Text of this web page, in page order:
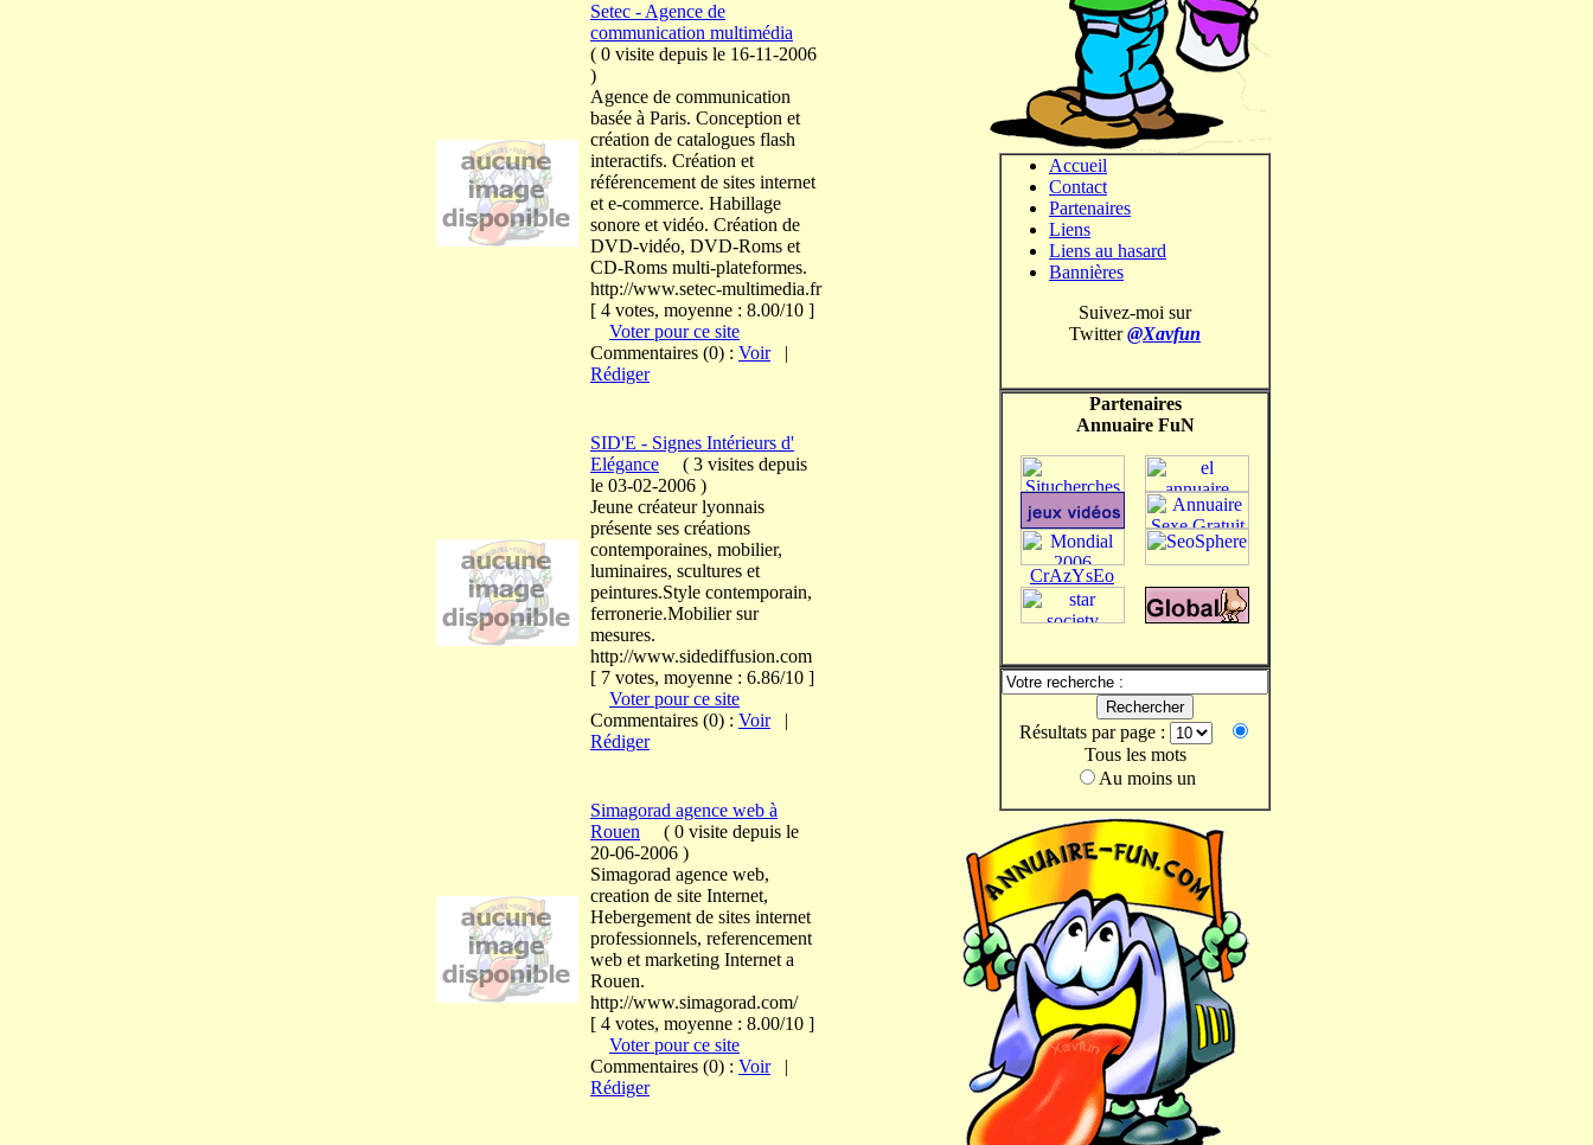
Setec - Agence de
communication multimédia
( 0 visite depuis le 16-11-2006
)
Agence de communication
basée à Paris. Conception et
création de catalogues flash
interactifs. Création et
référencement de sites internet
et e-commerce. Habillage
sonore et vidéo. Création de
DVD-vidéo, DVD-Roms et
CD-Roms multi-plateformes.
http://www.setec-multimedia.fr
[ 4 votes, moyenne : 8.00/10 ]
Voter pour ce site
Commentaires (0) : Voir|
Rédiger
SID'E - Signes Intérieurs d'
Elégance ( 3 visites depuis
le 03-02-2006 )
Jeune créateur lyonnais
présente ses créations
contemporaines, mobilier,
luminaires, scultures et
peintures.Style contemporain,
ferronerie.Mobilier sur
mesures.
http://www.sidediffusion.com
[ 7 votes, moyenne : 6.86/10 ]
Voter pour ce site
Commentaires (0) : Voir|
Rédiger
Simagorad agence web à
Rouen ( 0 visite depuis le
20-06-2006 )
Simagorad agence web,
creation de site Internet,
Hebergement de sites internet
professionnels, referencement
web et marketing Internet a
Rouen.
http://www.simagorad.com/
[ 4 votes, moyenne : 8.00/10 ]
Voter pour ce site
Commentaires (0) : Voir|
Rédiger
Accueil
Contact
Partenaires
Liens
Liens au hasard
Bannières
Suivez-moi sur
Twitter@Xavfun
Partenaires
Annuaire FuN
CrAzYsEo
Résultats par page :
Tous les mots
Au moins un